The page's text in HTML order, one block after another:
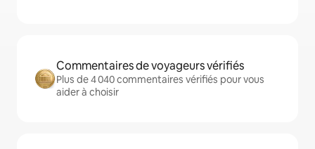
Commentaires de voyageurs vérifiés
Plus de 4 040 commentaires vérifiés pour vous
aider à choisir